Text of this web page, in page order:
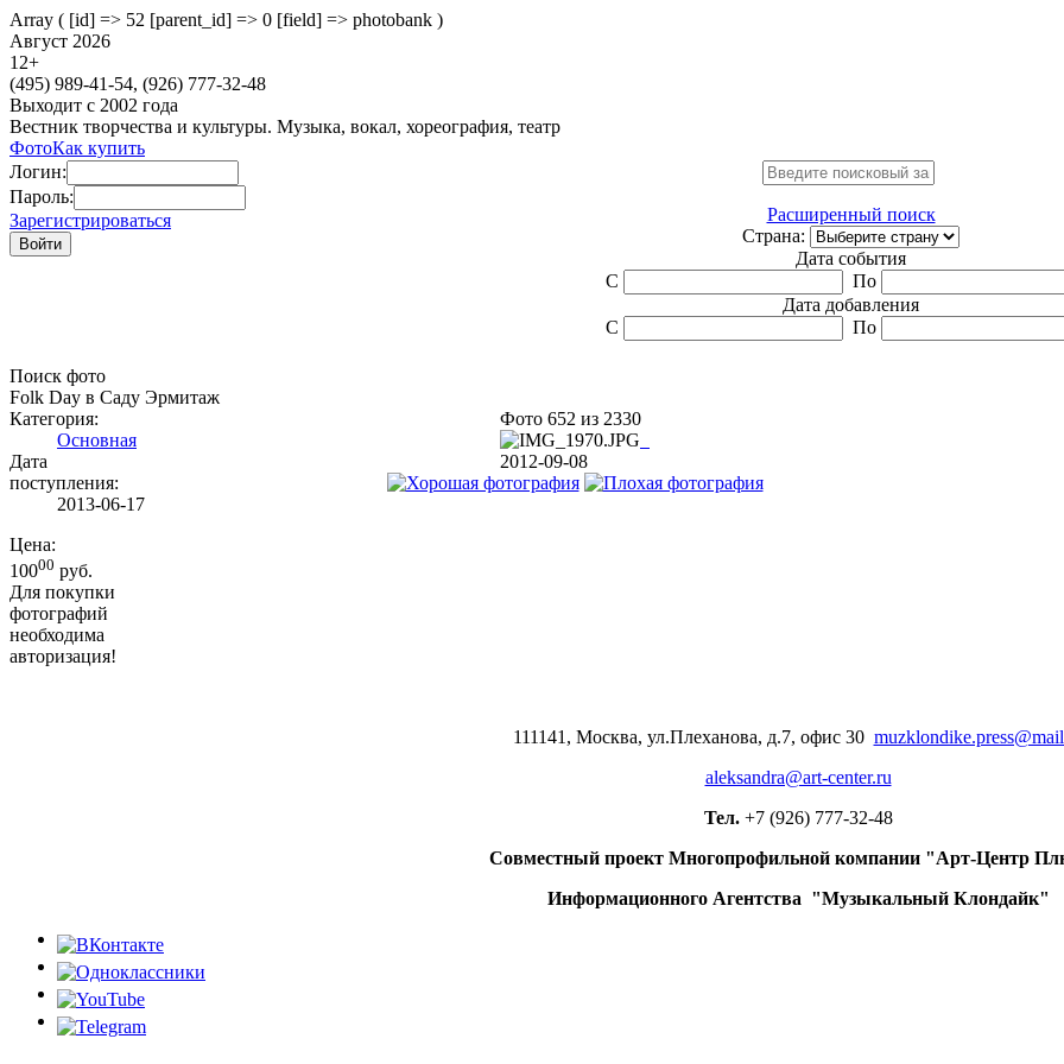
Array ( [id] => 52 [parent_id] => 0 [field] => photobank )
Август 2026
12+
(495) 989-41-54, (926) 777-32-48
Выходит с 2002 года
Вестник творчества и культуры. Музыка, вокал, хореография, театр
ФотоКак купить
Логин:
Пароль:
Зарегистрироваться
Расширенный поиск
Страна:
Дата события
С
По
Дата добавления
С
По
Поиск фото
Folk Day в Саду Эрмитаж
Категория:
Основная
Дата
поступления:
2013-06-17
Цена:
10000 руб.
Для покупки
фотографий
необходима
авторизация!
Фото 652 из 2330
2012-09-08
111141, Москва, ул.Плеханова, д.7, офис 30
aleksandra@art-center.ru
Тел. +7 (926) 777-32-48
Совместный проект Многопрофильной компании "Арт-Центр
Информационного Агентства "Музыкальный Клондайк"